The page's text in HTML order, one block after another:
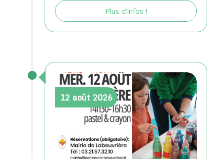
Plus d'infos !
12 août 2026